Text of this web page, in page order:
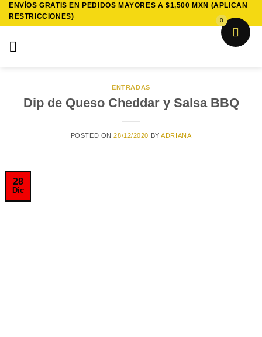
Saltar
ENVÍOS GRATIS EN PEDIDOS MAYORES A $1,500 MXN (APLICAN
RESTRICCIONES)
ENTRADAS
Dip de Queso Cheddar y Salsa BBQ
POSTED ON28/12/2020 BYADRIANA
28
Dic
0